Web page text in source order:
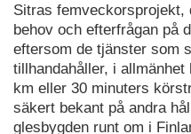
Sitras femveckorsprojekt,
behov och efterfrågan på
eftersom de tjänster som
tillhandahåller, i
km eller 30 minuters
säkert bekant på andra
glesbygden runt om i